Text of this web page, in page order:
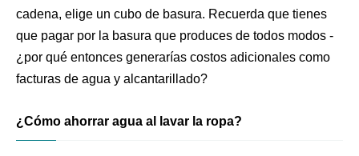
cadena, elige un cubo de basura. Recuerda que tienes
que pagar por la basura que produces de todos modos -
¿por qué entonces generarías costos adicionales como
facturas de agua y alcantarillado?
¿Cómo ahorrar agua al lavar la ropa?